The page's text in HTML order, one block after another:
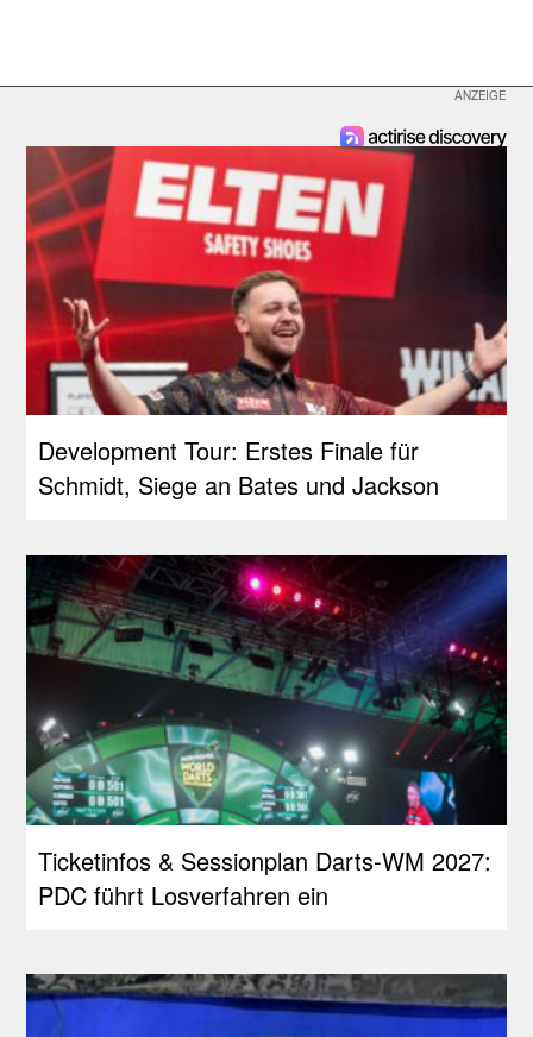
Development Tour: Erstes Finale für
Schmidt, Siege an Bates und Jackson
Ticketinfos & Sessionplan Darts-WM 2027:
PDC führt Losverfahren ein